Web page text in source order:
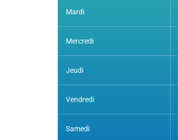
Mardi
Mercredi
Jeudi
Vendredi
Samedi